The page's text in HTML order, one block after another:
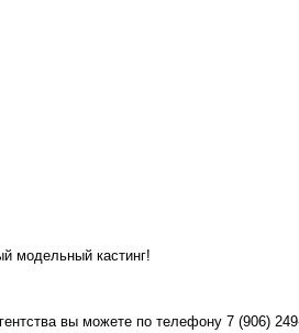
модельный кастинг!
вы можете по телефону 7 (906)